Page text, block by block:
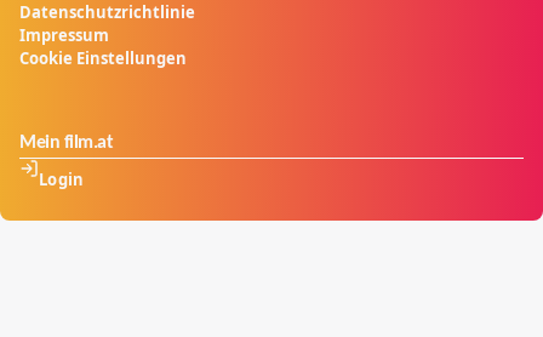
Datenschutzrichtlinie
Impressum
Cookie Einstellungen
Mein film.at
Login